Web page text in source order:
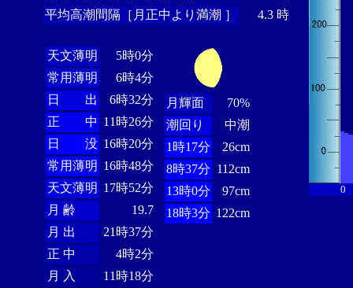
平均高潮間隔［月正中より満潮 ］
4.3 時
天文薄明
5時0分
常用薄明
6時4分
日 出
6時32分
正 中 11時26分
日 没 16時20分
常用薄明 16時48分
天文薄明 17時52分
月 齢
19.7
月 出
21時37分
正 中
4時2分
月 入
11時18分
月輝面
70%
潮回り
中潮
1時17分
26cm
8時37分 112cm
13時0分
97cm
18時3分 122cm
0